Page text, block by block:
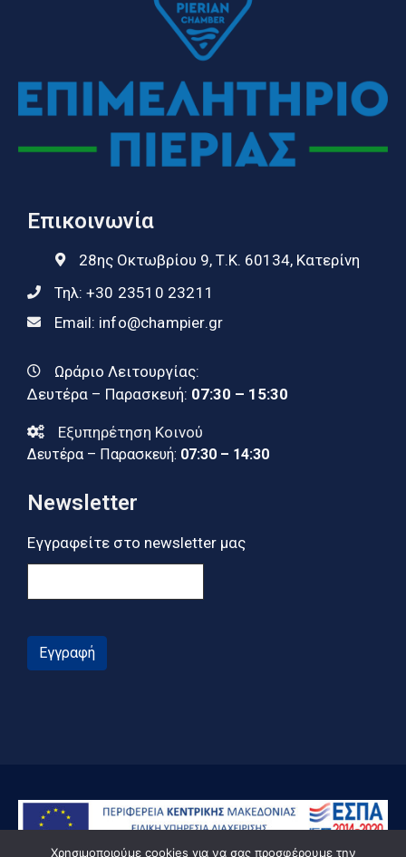
Επικοινωνία
28ης Οκτωβρίου 9, Τ.Κ. 60134, Κατερίνη
Τηλ: +30 23510 23211
Email: info@champier.gr
Ωράριο Λειτουργίας:
Δευτέρα – Παρασκευή: 07:30 – 15:30
Εξυπηρέτηση Κοινού
Δευτέρα – Παρασκευή: 07:30 – 14:30
Newsletter
Εγγραφείτε στο newsletter μας
Εγγραφή
Χρησιμοποιούμε cookies για να σας προσφέρουμε την